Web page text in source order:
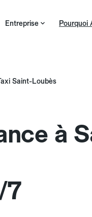
Entreprise Pourquoi
Saint-Loubès
à
7